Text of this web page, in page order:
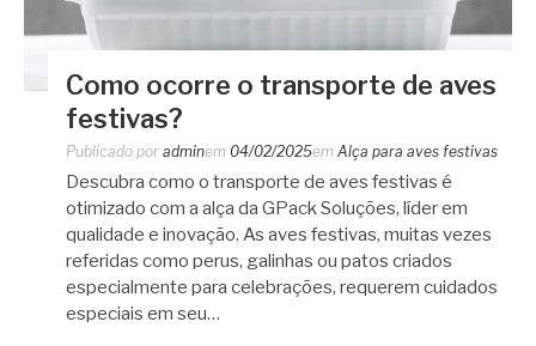
Como ocorre o transporte de aves
festivas?
Publicado por adminem 04/02/2025em Alça para aves festivas
Descubra como o transporte de aves festivas é
otimizado com a alça da GPack Soluções, líder em
qualidade e inovação. As aves festivas, muitas vezes
referidas como perus, galinhas ou patos criados
especialmente para celebrações, requerem cuidados
especiais em seu…